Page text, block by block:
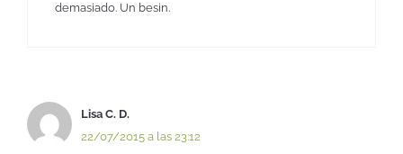
demasiado. Un besin.
Lisa C. D.
22/07/2015 a las 23:12